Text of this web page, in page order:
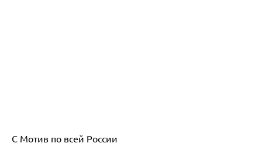
С Мотив по всей России